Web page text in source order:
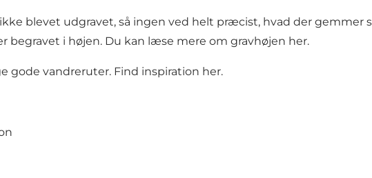
blevet udgravet, så ingen ved helt præcist, hvad der
begravet i højen. Du kan læse mere om gravhøjen her.
gode vandreruter. Find inspiration her.